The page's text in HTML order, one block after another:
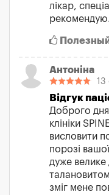
лікар,
Антоніна
13
Відгук
Доброго дня
клініки
висловити
порозі
дуже велике
зміг мене